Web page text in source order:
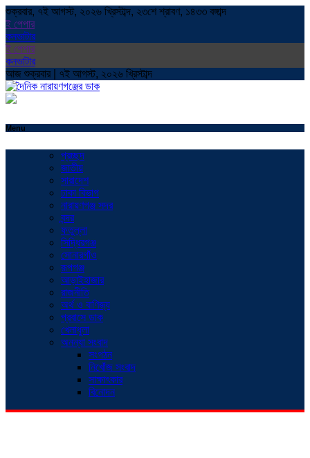
শুক্রবার, ৭ই আগস্ট, ২০২৬ খ্রিস্টাব্দ, ২৩শে শ্রাবণ, ১৪৩৩ বঙ্গাব্দ
ই পেপার
কনভাটার
ই পেপার
কনভাটার
আজ শুক্রবার | ৭ই আগস্ট, ২০২৬ খ্রিস্টাব্দ
Menu
প্রচ্ছদ
জাতীয়
সারাদেশ
ঢাকা বিভাগ
নারায়ণগঞ্জ সদর
বন্দর
ফতুল্লা
সিদ্ধিরগঞ্জ
সোনারগাঁও
রূপগঞ্জ
আড়াইহাজার
রাজনীতি
অর্থ ও বাণিজ্য
প্রবাসে ডাক
খেলাধুলা
অনন্যা সংবাদ
সংগঠন
নিখোঁজ সংবাদ
সাক্ষাৎকার
বিনোদন